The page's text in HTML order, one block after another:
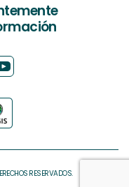
RESERVADOS.